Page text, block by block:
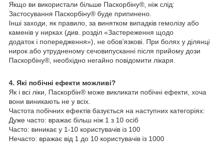
Якщо ви використали більше Паскорбіну®, ніж слід:
Застосування Паскорбіну® буде припинено.
Інші заходи, як правило, за винятком випадків гемолізу або
каменів у нирках (див. розділ «Застереження щодо
додаток і попередження»), не обов’язкові. При болях у ділянці
нирок або утрудненому сечовипусканні після прийому дози
Паскорбіну®, необхідно негайно повідомити лікаря.
4. Які побічні ефекти можливі?
Як і всі ліки, Паскорбін® може викликати побічні ефекти, хоча
вони виникають не у всіх.
Частота побічних ефектів базується на наступних категоріях:
Дуже часто: вражає більш ніж 1 з 10 осіб
Часто: виникає у 1-10 користувачів із 100
Нечасто: вражає від 1 до 10 користувачів із 1000